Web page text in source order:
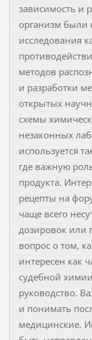
зависимость и
организм были
исследования
методов
и разработки
открытых
схемы
незаконных
используется
где важную
продукта.
рецепты на
чаще всего
дозировок или
вопрос о том,
интересен как
судебной
руководство.
и понимать
медицинские.